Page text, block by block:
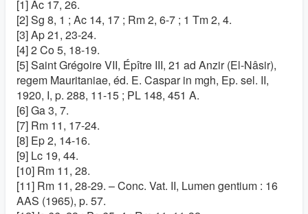
[1] Ac 17, 26.
[2] Sg 8, 1 ; Ac 14, 17 ; Rm 2, 6-7 ; 1 Tm 2, 4.
[3] Ap 21, 23-24.
[4] 2 Co 5, 18-19.
[5] Saint Grégoire VII, Épître III, 21 ad Anzir (El-Nâsir),
regem Mauritaniae, éd. E. Caspar in mgh, Ep. sel. II,
1920, I, p. 288, 11-15 ; PL 148, 451 A.
[6] Ga 3, 7.
[7] Rm 11, 17-24.
[8] Ep 2, 14-16.
[9] Lc 19, 44.
[10] Rm 11, 28.
[11] Rm 11, 28-29. – Conc. Vat. II, Lumen gentium : 16
AAS (1965), p. 57.